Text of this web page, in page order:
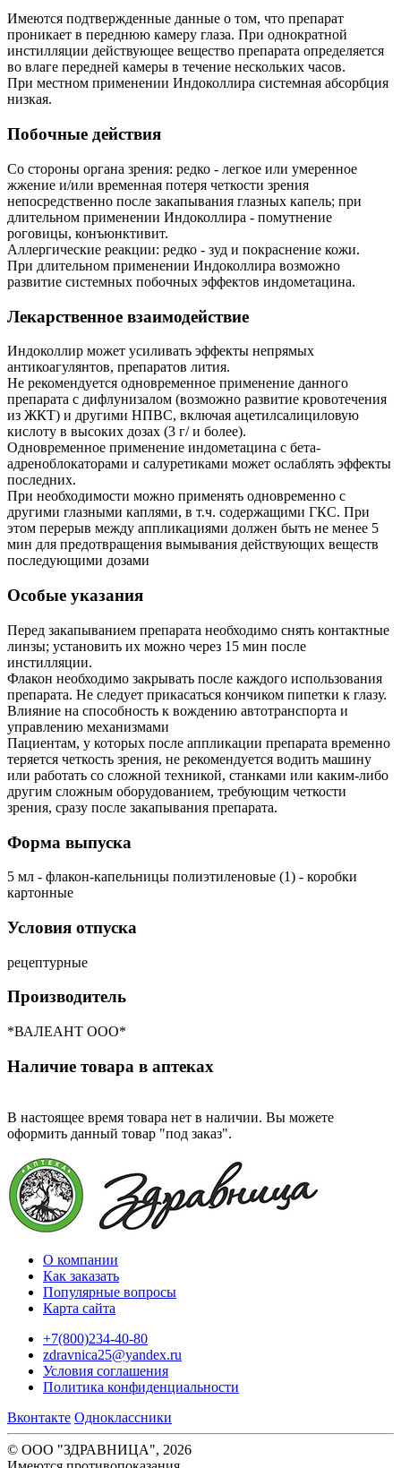
Имеются подтвержденные данные о том, что препарат
проникает в переднюю камеру глаза. При однократной
инстилляции действующее вещество препарата определяется
во влаге передней камеры в течение нескольких часов.
При местном применении Индоколлира системная абсорбция
низкая.
Побочные действия
Со стороны органа зрения: редко - легкое или умеренное
жжение и/или временная потеря четкости зрения
непосредственно после закапывания глазных капель; при
длительном применении Индоколлира - помутнение
роговицы, конъюнктивит.
Аллергические реакции: редко - зуд и покраснение кожи.
При длительном применении Индоколлира возможно
развитие системных побочных эффектов индометацина.
Лекарственное взаимодействие
Индоколлир может усиливать эффекты непрямых
антикоагулянтов, препаратов лития.
Не рекомендуется одновременное применение данного
препарата с дифлунизалом (возможно развитие кровотечения
из ЖКТ) и другими НПВС, включая ацетилсалициловую
кислоту в высоких дозах (3 г/ и более).
Одновременное применение индометацина с бета-
адреноблокаторами и салуретиками может ослаблять эффекты
последних.
При необходимости можно применять одновременно с
другими глазными каплями, в т.ч. содержащими ГКС. При
этом перерыв между аппликациями должен быть не менее 5
мин для предотвращения вымывания действующих веществ
последующими дозами
Особые указания
Перед закапыванием препарата необходимо снять контактные
линзы; установить их можно через 15 мин после
инстилляции.
Флакон необходимо закрывать после каждого использования
препарата. Не следует прикасаться кончиком пипетки к глазу.
Влияние на способность к вождению автотранспорта и
управлению механизмами
Пациентам, у которых после аппликации препарата временно
теряется четкость зрения, не рекомендуется водить машину
или работать со сложной техникой, станками или каким-либо
другим сложным оборудованием, требующим четкости
зрения, сразу после закапывания препарата.
Форма выпуска
5 мл - флакон-капельницы полиэтиленовые (1) - коробки
картонные
Условия отпуска
рецептурные
Производитель
*ВАЛЕАНТ ООО*
Наличие товара в аптеках
В настоящее время товара нет в наличии. Вы можете
оформить данный товар "под заказ".
О компании
Как заказать
Популярные вопросы
Карта сайта
+7(800)234-40-80
zdravnica25@yandex.ru
Условия соглашения
Политика конфиденциальности
Вконтакте Одноклассники
© ООО "ЗДРАВНИЦА", 2026